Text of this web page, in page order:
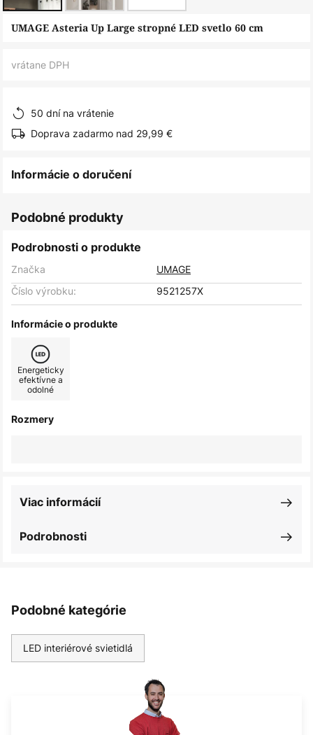
Preskočiť
UMAGE Asteria Up Large stropné LED svetlo 60 cm
vrátane DPH
50 dní na vrátenie
Doprava zadarmo nad 29,99 €
Informácie o doručení
Podobné produkty
Podrobnosti o produkte
Značka
UMAGE
Číslo výrobku:
9521257X
Informácie o produkte
Energeticky
efektívne a
odolné
Rozmery
Podrobnosti
Viac informácií
Podobné kategórie
LED interiérové svietidlá